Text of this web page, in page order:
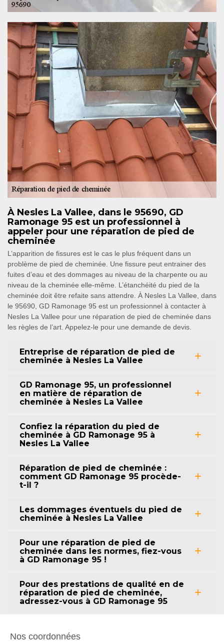
À Nesles La Vallee, dans le 95690, GD
Ramonage 95 est un professionnel à
appeler pour une réparation de pied de
cheminée
L’apparition de fissures est le cas le plus fréquent dans un
problème de pied de cheminée. Une fissure peut entrainer des
fuites d’eau et des dommages au niveau de la charpente ou au
niveau de la cheminée elle-même. L’étanchéité du pied de la
cheminée doit être refaite sans attendre. À Nesles La Vallee, dans
le 95690, GD Ramonage 95 est un professionnel à contacter à
Nesles La Vallee pour une réparation de pied de cheminée dans
les règles de l’art. Appelez-le pour une demande de devis.
Entreprise de réparation de pied de
cheminée à Nesles La Vallee
GD Ramonage 95, un professionnel
en matière de réparation de
cheminée à Nesles La Vallee
Confiez la réparation du pied de
cheminée à GD Ramonage 95 à
Nesles La Vallee
Réparation de pied de cheminée :
comment GD Ramonage 95 procède-
t-il ?
Les dommages éventuels du pied de
cheminée à Nesles La Vallee
Pour une réparation de pied de
cheminée dans les normes, fiez-vous
à GD Ramonage 95 !
Pour des prestations de qualité en de
réparation de pied de cheminée,
adressez-vous à GD Ramonage 95
Nos coordonnées